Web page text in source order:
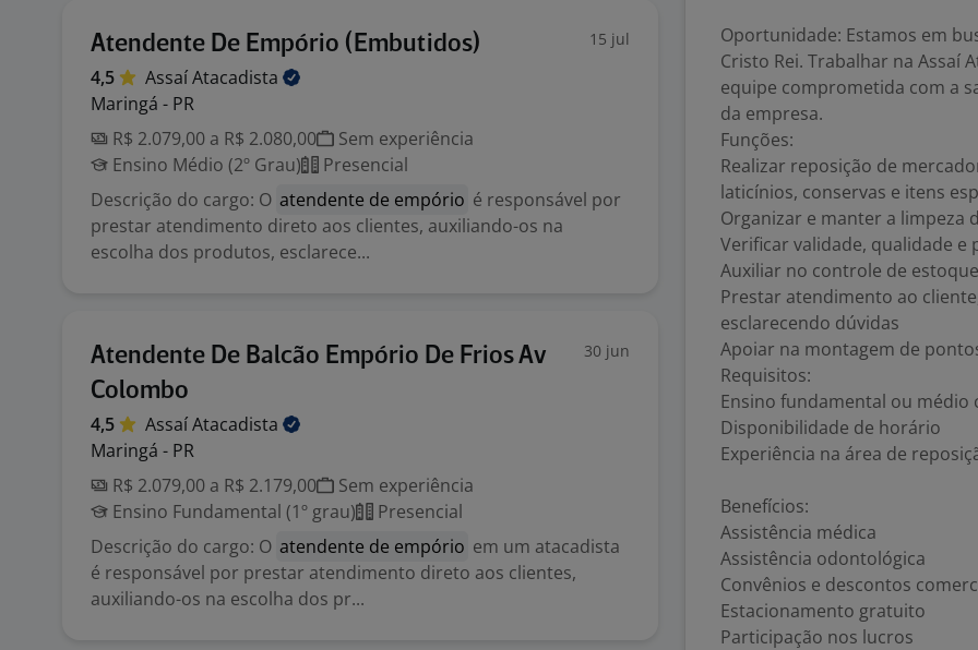
Atendente De Empório (Embutidos) 15 jul
4,5 AssaíAtacadista
Maringá - PR
R$ 2.079,00 a R$ 2.080,00
Sem experiência
Ensino Médio (2º Grau)
Presencial
Descrição do cargo: O atendente de empório é responsável por
prestar atendimento direto aos clientes, auxiliando-os na
escolha dos produtos, esclarece...
Atendente De Balcão Empório De Frios Av
Colombo
30 jun
4,5 AssaíAtacadista
Maringá - PR
R$ 2.079,00 a R$ 2.179,00
Sem experiência
Ensino Fundamental (1º grau)
Presencial
Descrição do cargo: O atendente de empório em um atacadista
é responsável por prestar atendimento direto aos clientes,
auxiliando-os na escolha dos pr...
Oportunidade: Estamos em
Cristo Rei. Trabalhar na Assaí
equipe comprometida com a
da empresa.
Funções:
Realizar reposição de
laticínios, conservas e itens
Organizar e manter a limpeza
Verificar validade, qualidade
Auxiliar no controle de
Prestar atendimento ao
esclarecendo dúvidas
Apoiar na montagem de
Requisitos:
Ensino fundamental ou médio
Disponibilidade de horário
Experiência na área de
Benefícios:
Assistência médica
Assistência odontológica
Convênios e descontos
Estacionamento gratuito
Participação nos lucros